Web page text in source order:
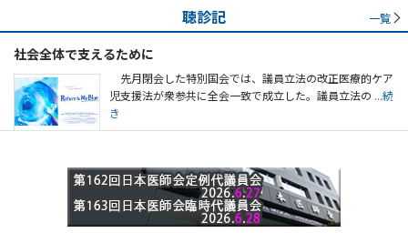
聴診記 一覧
社会全体で支えるために
先月閉会した特別国会では、議員立法の改正医療的ケア
児支援法が衆参共に全会一致で成立した。議員立法の ...続
き